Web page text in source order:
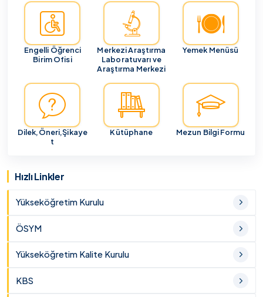
Engelli Öğrenci
Birim Ofisi
Merkezi Araştırma
Laboratuvarı ve
Araştırma Merkezi
Yemek Menüsü
Dilek,Öneri,Şikaye
t
Kütüphane Mezun Bilgi Formu
Hızlı Linkler
Yükseköğretim Kurulu
ÖSYM
Yükseköğretim Kalite Kurulu
KBS